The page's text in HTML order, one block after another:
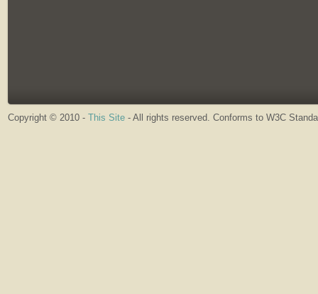
Copyright © 2010 - This Site - All rights reserved. Conforms to W3C